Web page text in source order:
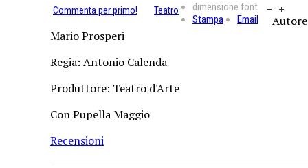
Commenta per primo! Teatro
dimensione font
Stampa
Email
Mario Prosperi
Regia: Antonio Calenda
Produttore: Teatro d'Arte
Con Pupella Maggio
Recensioni